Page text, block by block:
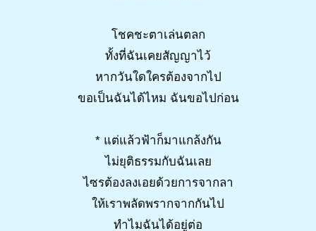
โชคชะตาเล่นตลก
ทั้งที่ฉันเคยสัญญาไว้
หากวันใดใครต้องจากไป
ขอเป็นฉันได้ไหม ฉันขอไปก่อน
* แต่แล้วฟ้าก็มาแกล้งกัน
ไม่ยุติธรรมกับฉันเลย
ไซรต้องลงเอยด้วยการจากลา
ให้เราพลัดพรากจากกันไป
ทำไมฉันได้อยู่ต่อ